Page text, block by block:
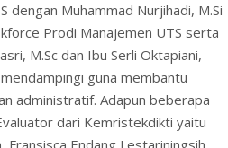
dengan Muhammad Nurjihadi, M.Si
Prodi Manajemen UTS serta
M.Sc dan Ibu Serli Oktapiani,
guna membantu
administratif. Adapun beberapa
dari Kemristekdikti yaitu